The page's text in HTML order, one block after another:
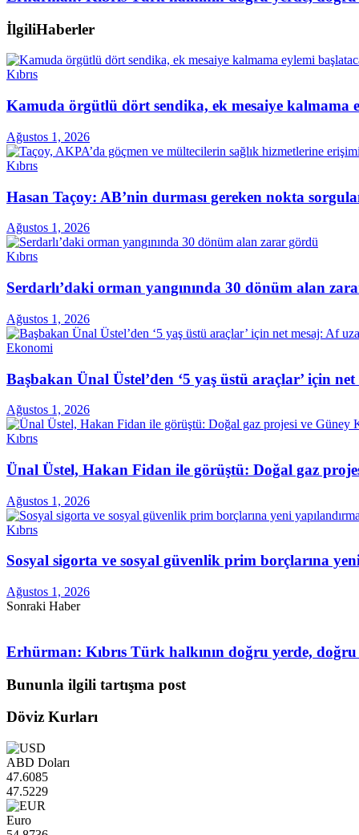
İlgiliHaberler
Kıbrıs
Kamuda örgütlü dört sendika, ek mesaiye kalmama
Ağustos 1, 2026
Kıbrıs
Hasan Taçoy: AB’nin durması gereken nokta
Ağustos 1, 2026
Kıbrıs
Serdarlı’daki orman yangınında 30 dönüm alan
Ağustos 1, 2026
Ekonomi
Başbakan Ünal Üstel’den ‘5 yaş üstü araçlar’ için
Ağustos 1, 2026
Kıbrıs
Ünal Üstel, Hakan Fidan ile görüştü: Doğal gaz projesi
Ağustos 1, 2026
Kıbrıs
Sosyal sigorta ve sosyal güvenlik prim borçlarına
Ağustos 1, 2026
Sonraki Haber
Erhürman: Kıbrıs Türk halkının doğru yerde,
Bununla ilgili tartışma post
Döviz Kurları
ABD Doları
47.6085
47.5229
Euro